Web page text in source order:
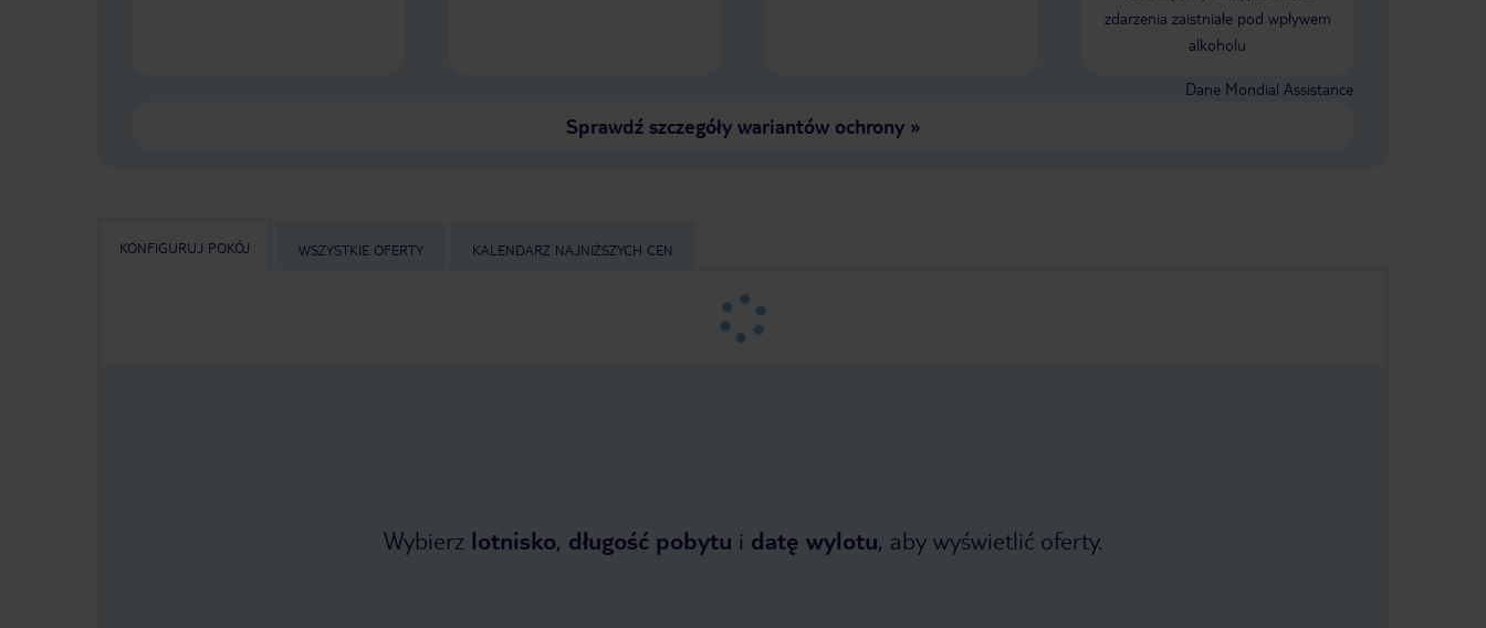
zdarzenia zaistniałe pod wpływem
alkoholu
Dane Mondial Assistance
Sprawdź szczegóły wariantów ochrony»
KONFIGURUJ POKÓJ WSZYSTKIE OFERTY KALENDARZ NAJNIŻSZYCH CEN
Wybierz lotnisko, długość pobytu i datę wylotu, aby wyświetlić oferty.